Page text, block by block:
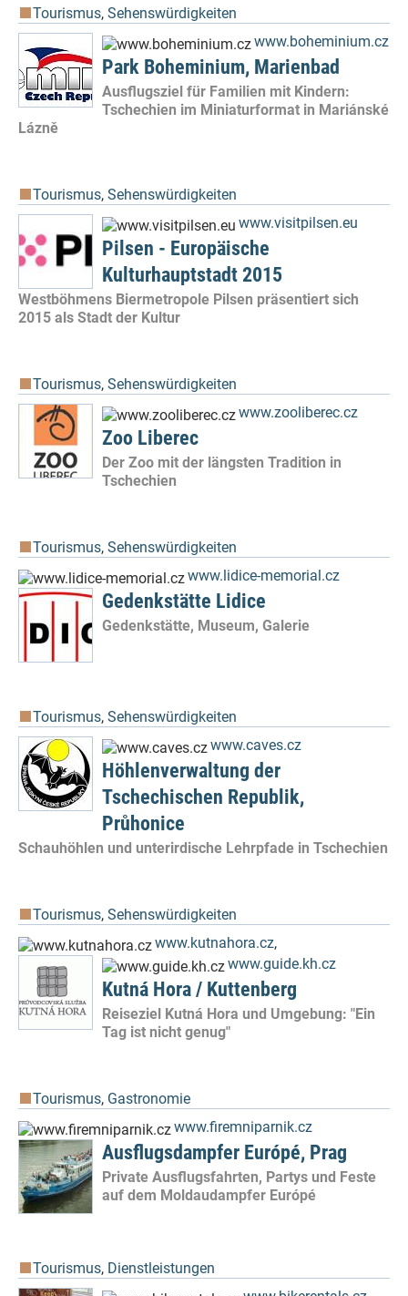
Tourismus, Sehenswürdigkeiten
www.boheminium.cz
Park Boheminium, Marienbad
Ausflugsziel für Familien mit Kindern:
Tschechien im Miniaturformat in Mariánské
Lázně
Tourismus, Sehenswürdigkeiten
www.visitpilsen.eu
Pilsen - Europäische
Kulturhauptstadt 2015
Westböhmens Biermetropole Pilsen präsentiert sich
2015 als Stadt der Kultur
Tourismus, Sehenswürdigkeiten
www.zooliberec.cz
Zoo Liberec
Der Zoo mit der längsten Tradition in
Tschechien
Tourismus, Sehenswürdigkeiten
www.lidice-memorial.cz
Gedenkstätte Lidice
Gedenkstätte, Museum, Galerie
Tourismus, Sehenswürdigkeiten
www.caves.cz
Höhlenverwaltung der
Tschechischen Republik,
Průhonice
Schauhöhlen und unterirdische Lehrpfade in Tschechien
Tourismus, Sehenswürdigkeiten
www.kutnahora.cz,
www.guide.kh.cz
Kutná Hora / Kuttenberg
Reiseziel Kutná Hora und Umgebung: "Ein
Tag ist nicht genug"
Tourismus, Gastronomie
www.firemniparnik.cz
Ausflugsdampfer Európé, Prag
Private Ausflugsfahrten, Partys und Feste
auf dem Moldaudampfer Európé
Tourismus, Dienstleistungen